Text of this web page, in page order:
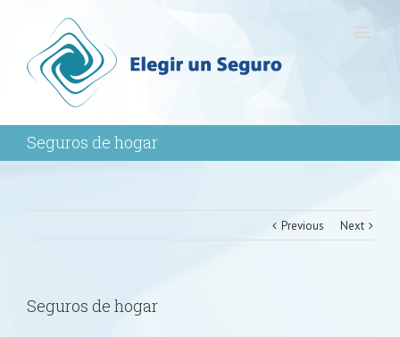
Seguros de hogar
Previous Next
Seguros de hogar